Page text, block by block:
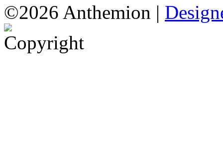
©2026 Anthemion |